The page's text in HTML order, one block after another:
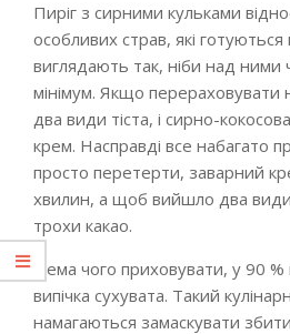
Пиріг з сирними кульками
особливих страв, які
виглядають так, ніби над ними
мінімум. Якщо перераховувати
два види тіста, і сирно-
крем. Насправді все набагато
просто перетерти, заварний
хвилин, а щоб вийшло два види
трохи какао.
Нема чого приховувати, у 90 %
випічка сухувата. Такий
намагаються замаскувати